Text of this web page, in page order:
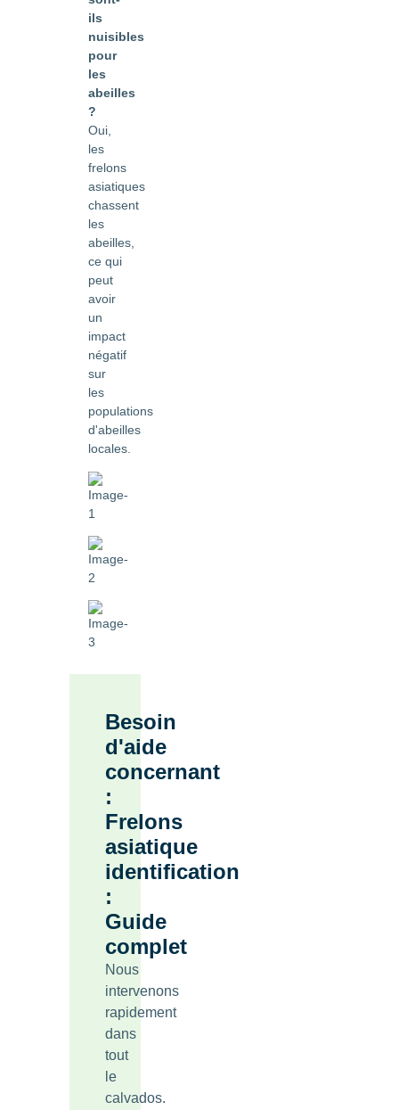
ils
nuisibles
pour
les
abeilles
?
Oui,
les
frelons
asiatiques
chassent
les
abeilles,
ce qui
peut
avoir
un
impact
négatif
sur
les
populations
d'abeilles
locales.
Besoin
d'aide
concernant
:
Frelons
asiatique
identification
:
Guide
complet
Nous
intervenons
rapidement
dans
tout
le
calvados.